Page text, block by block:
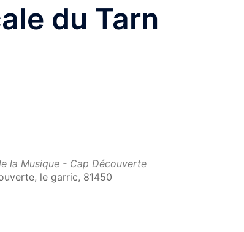
du Tarn
la Musique - Cap Découverte
le garric, 81450